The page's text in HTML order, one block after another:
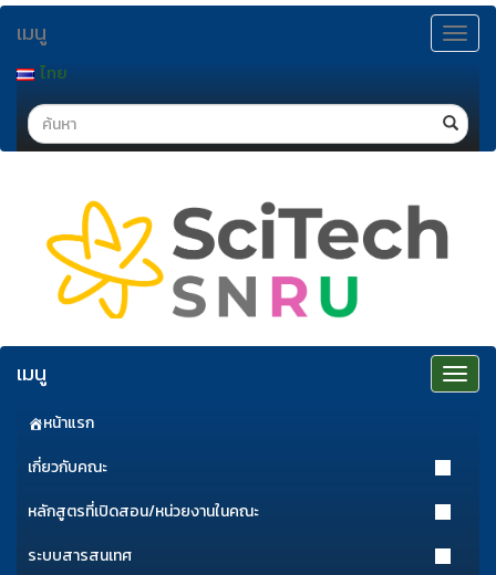
ข้าม
ไป
เนื้อหา
Toggle
เมนู
ไทย
Search
Toggle
เมนู
หน้าแรก
เกี่ยวกับคณะ
หลักสูตรที่เปิดสอน/หน่วยงานในคณะ
ระบบสารสนเทศ